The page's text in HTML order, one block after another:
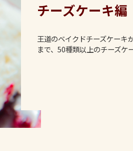
チーズケーキ編
王道のベイクドチーズケーキ
まで、50種類以上のチーズケ